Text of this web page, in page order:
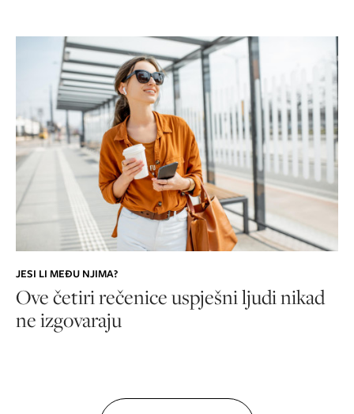
JESI LI MEĐU NJIMA?
Ove četiri rečenice uspješni ljudi nikad
ne izgovaraju